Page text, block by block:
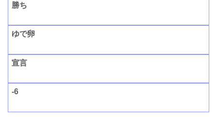
勝ち
ゆで卵
宣言
-6